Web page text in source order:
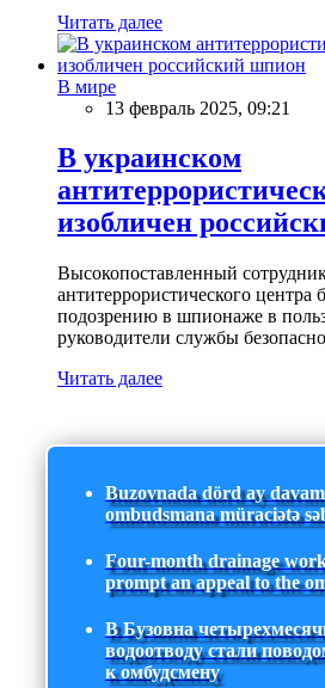
Читать далее
В мире
13 февраль 2025, 09:21
В украинском
изобличен
Высокопоставленный
антитеррористического центра
подозрению в шпионаже в
руководители службы
Читать далее
Buzovnada dörd ay
ombudsmana müraciətə
Four-month drainage
prompt an appeal to the
В Бузовна
водоотводу стали
к омбудсмену